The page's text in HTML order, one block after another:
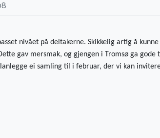
nivået på deltakerne. Skikkelig artig å
gav mersmak, og gjengen i Tromsø ga
ei samling til i februar, der vi kan